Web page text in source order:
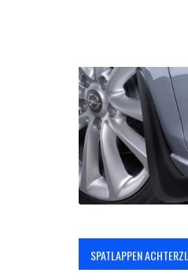
Tuning parts
OPC Line
Bedrijfswagen parts
Inloggen / Registreren
SPATLAPPEN